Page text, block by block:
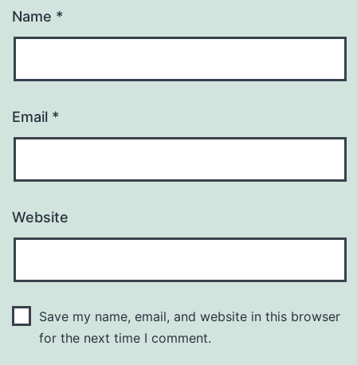
Name *
Email *
Website
Save my name, email, and website in this browser
for the next time I comment.